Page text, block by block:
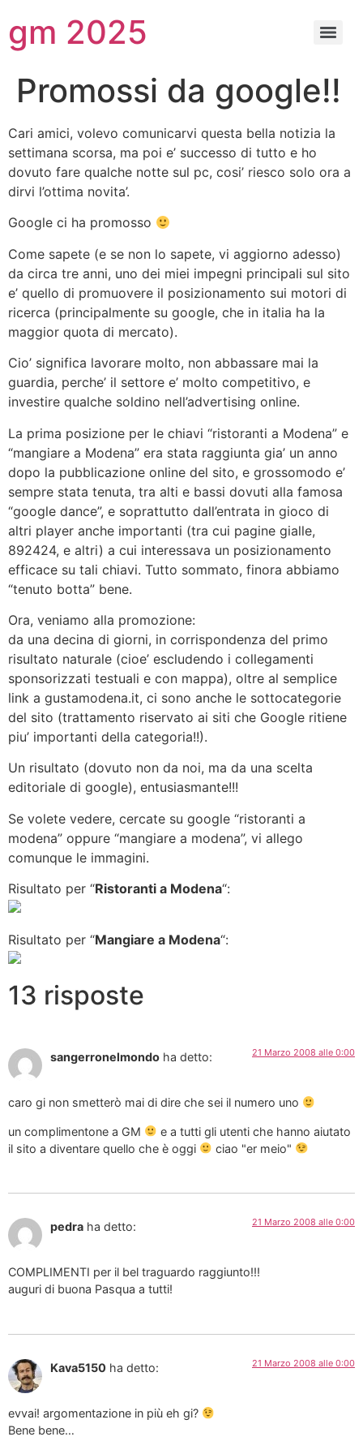
gm 2025
Promossi da google!!
Cari amici, volevo comunicarvi questa bella notizia la
settimana scorsa, ma poi e’ successo di tutto e ho
dovuto fare qualche notte sul pc, cosi’ riesco solo ora a
dirvi l’ottima novita’.
Google ci ha promosso
Come sapete (e se non lo sapete, vi aggiorno adesso)
da circa tre anni, uno dei miei impegni principali sul sito
e’ quello di promuovere il posizionamento sui motori di
ricerca (principalmente su google, che in italia ha la
maggior quota di mercato).
Cio’ significa lavorare molto, non abbassare mai la
guardia, perche’ il settore e’ molto competitivo, e
investire qualche soldino nell’advertising online.
La prima posizione per le chiavi “ristoranti a Modena” e
“mangiare a Modena” era stata raggiunta gia’ un anno
dopo la pubblicazione online del sito, e grossomodo e’
sempre stata tenuta, tra alti e bassi dovuti alla famosa
“google dance”, e soprattutto dall’entrata in gioco di
altri player anche importanti (tra cui pagine gialle,
892424, e altri) a cui interessava un posizionamento
efficace su tali chiavi. Tutto sommato, finora abbiamo
“tenuto botta” bene.
Ora, veniamo alla promozione:
da una decina di giorni, in corrispondenza del primo
risultato naturale (cioe’ escludendo i collegamenti
sponsorizzati testuali e con mappa), oltre al semplice
link a gustamodena.it, ci sono anche le sottocategorie
del sito (trattamento riservato ai siti che Google ritiene
piu’ importanti della categoria!!).
Un risultato (dovuto non da noi, ma da una scelta
editoriale di google), entusiasmante!!!
Se volete vedere, cercate su google “ristoranti a
modena” oppure “mangiare a modena”, vi allego
comunque le immagini.
Risultato per “Ristoranti a Modena“:
Risultato per “Mangiare a Modena“:
13 risposte
sangerronelmondo ha detto: 21 Marzo 2008 alle 0:00
caro gi non smetterò mai di dire che sei il numero uno
un complimentone a GM
e a tutti gli utenti che hanno aiutato
il sito a diventare quello che è oggi
ciao "er meio"
pedra ha detto: 21 Marzo 2008 alle 0:00
COMPLIMENTI per il bel traguardo raggiunto!!!
auguri di buona Pasqua a tutti!
Kava5150 ha detto: 21 Marzo 2008 alle 0:00
evvai! argomentazione in più eh gi?
Bene bene…